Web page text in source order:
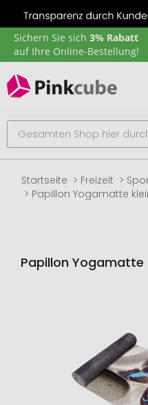
Sichern Sie sich 3% Rabatt
auf Ihre Online-Bestellung!
Startseite Freizeit
Papillon Yogamatte
Papillon Yogamatte